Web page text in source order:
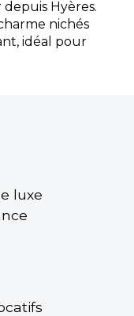
Hyères.
nichés
idéal pour
luxe